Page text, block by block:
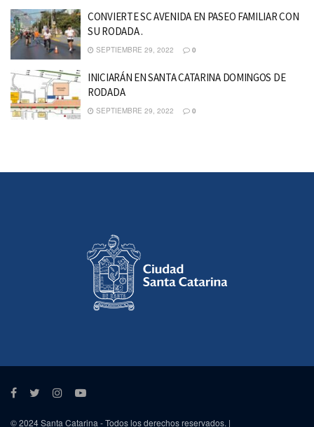
CONVIERTE SC AVENIDA EN PASEO FAMILIAR CON
SU RODADA .
SEPTIEMBRE 29, 2022 0
INICIARÁN EN SANTA CATARINA DOMINGOS DE
RODADA
SEPTIEMBRE 29, 2022 0
© 2024 Santa Catarina - Todos los derechos reservados. |